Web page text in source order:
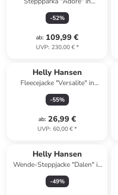
Dunkelblau
-52%
ab: 109,99 €
UVP: 230,00 €*
Helly Hansen
Fleecejacke "Versalite" in
Schwarz
-55%
ab: 26,99 €
UVP: 60,00 €*
Helly Hansen
Wende-Steppjacke "Dalen" in
Schwarz/ Grau
-49%